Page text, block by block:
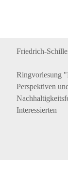
Friedrich-
Ringvorlesung
Perspektiven
Interessierten